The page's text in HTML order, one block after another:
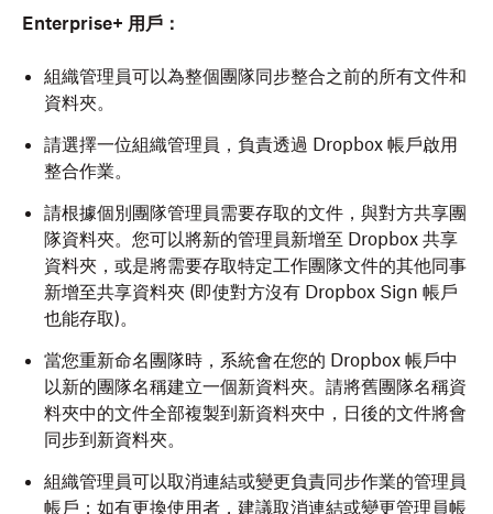
Enterprise+ 用戶：
組織管理員可以為整個團隊同步整合之前的所有文件和
資料夾。
請選擇一位組織管理員，負責透過 Dropbox 帳戶啟用
整合作業。
請根據個別團隊管理員需要存取的文件，與對方共享團
隊資料夾。您可以將新的管理員新增至 Dropbox 共享
資料夾，或是將需要存取特定工作團隊文件的其他同事
新增至共享資料夾 (即使對方沒有 Dropbox Sign 帳戶
也能存取)。
當您重新命名團隊時，系統會在您的 Dropbox 帳戶中
以新的團隊名稱建立一個新資料夾。請將舊團隊名稱資
料夾中的文件全部複製到新資料夾中，日後的文件將會
同步到新資料夾。
組織管理員可以取消連結或變更負責同步作業的管理員
帳戶；如有更換使用者，建議取消連結或變更管理員帳